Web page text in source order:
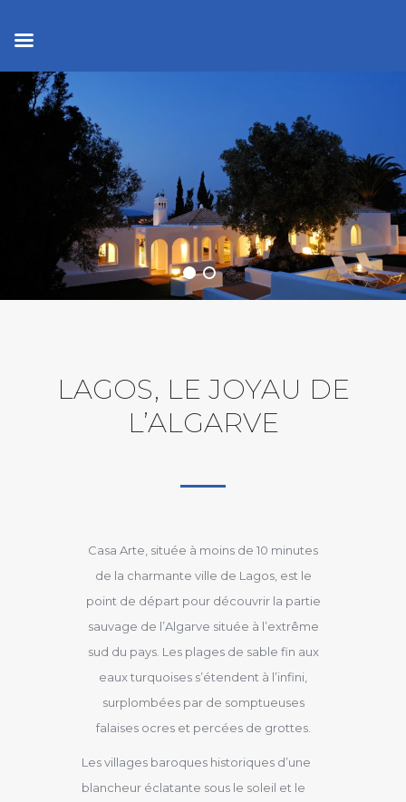
LAGOS, LE JOYAU DE
L’ALGARVE
Casa Arte, située à moins de 10 minutes
de la charmante ville de Lagos, est le
point de départ pour découvrir la partie
sauvage de l’Algarve située à l’extrême
sud du pays. Les plages de sable fin aux
eaux turquoises s’étendent à l’infini,
surplombées par de somptueuses
falaises ocres et percées de grottes.
Les villages baroques historiques d’une
blancheur éclatante sous le soleil et le